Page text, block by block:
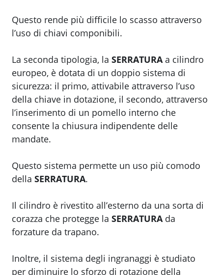
Questo rende più difficile lo scasso attraverso
l’uso di chiavi componibili.
La seconda tipologia, la SERRATURAa cilindro
europeo, è dotata di un doppio sistema di
sicurezza: il primo, attivabile attraverso l’uso
della chiave in dotazione, il secondo, attraverso
l’inserimento di un pomello interno che
consente la chiusura indipendente delle
mandate.
Questo sistema permette un uso più comodo
della SERRATURA.
Il cilindro è rivestito all’esterno da una sorta di
corazza che protegge la SERRATURAda
forzature da trapano.
Inoltre, il sistema degli ingranaggi è studiato
per diminuire lo sforzo di rotazione della